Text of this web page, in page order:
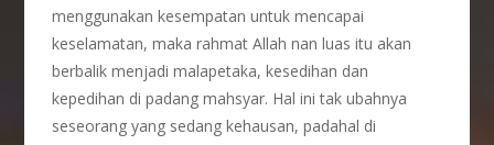
menggunakan kesempatan untuk mencapai
keselamatan, maka rahmat Allah nan luas itu akan
berbalik menjadi malapetaka, kesedihan dan
kepedihan di padang mahsyar. Hal ini tak ubahnya
seseorang yang sedang kehausan, padahal di